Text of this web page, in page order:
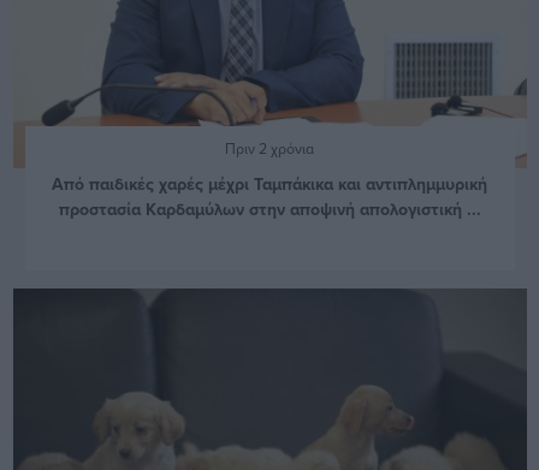
Πριν 2 χρόνια
Από παιδικές χαρές μέχρι Ταμπάκικα και αντιπλημμυρική
προστασία Καρδαμύλων στην αποψινή απολογιστική ...